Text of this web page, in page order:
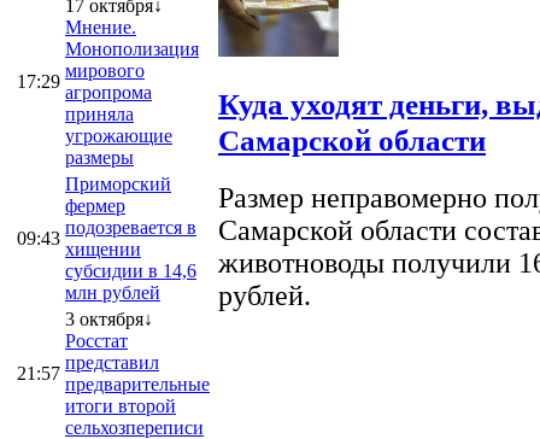
17:29
17 октября↓
Мнение.
Монополизация
мирового
агропрома
приняла
угрожающие
размеры
09:43
Приморский
фермер
подозревается в
хищении
субсидии в 14,6
млн рублей
21:57
3 октября↓
Росстат
представил
предварительные
итоги второй
сельхозпереписи
Куда уходят деньги,
Самарской области
Размер неправомерно
Самарской области
животноводы получили
рублей.